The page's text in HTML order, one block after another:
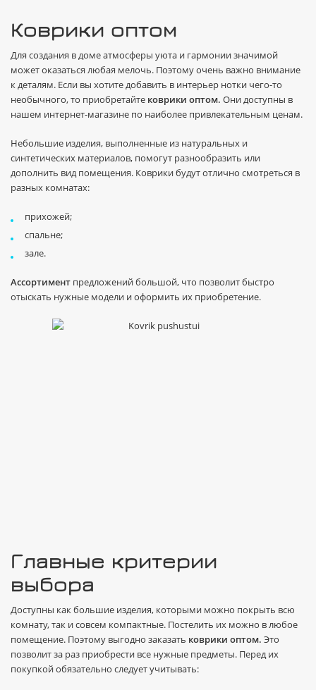
Коврики оптом
Для создания в доме атмосферы уюта и гармонии значимой
может оказаться любая мелочь. Поэтому очень важно внимание
к деталям. Если вы хотите добавить в интерьер нотки чего-то
необычного, то приобретайте коврики оптом. Они доступны в
нашем интернет-магазине по наиболее привлекательным ценам.
Небольшие изделия, выполненные из натуральных и
синтетических материалов, помогут разнообразить или
дополнить вид помещения. Коврики будут отлично смотреться в
разных комнатах:
прихожей;
спальне;
зале.
Ассортимент предложений большой, что позволит быстро
отыскать нужные модели и оформить их приобретение.
Главные критерии
выбора
Доступны как большие изделия, которыми можно покрыть всю
комнату, так и совсем компактные. Постелить их можно в любое
помещение. Поэтому выгодно заказать коврики оптом. Это
позволит за раз приобрести все нужные предметы. Перед их
покупкой обязательно следует учитывать: